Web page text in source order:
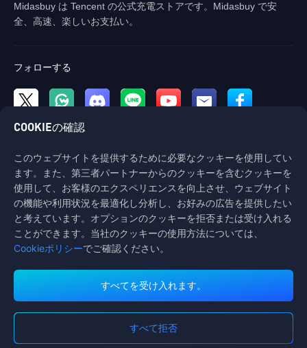
Midasbuy は Tencent の公式充電ストアです。Midasbuy で安
全、高速、楽しいお支払い。
フォローする
お問い合わせ
お手伝いが必要な場合は、「お問い合わせ」をクリックして、お問い合わせ
ください。
顧客サービス
利用規約 プライバシーポリシー Cookieポリシー Cookieの設定
COOKIEの確認
このウェブサイトを提供するために必要なクッキーを使用してい
ます。また、第三者パートナーからのクッキーを含むクッキーを
使用して、お客様のエクスペリエンスを向上させ、ウェブサイト
の機能や利用状況を最適化し分析し、お好みの広告を提供したい
と考えています。オプションのクッキーを拒否または受け入れる
ことができます。当社のクッキーの使用方法については、
Cookieポリシーでご確認ください。
すべてを受け入れます。
すべて拒否